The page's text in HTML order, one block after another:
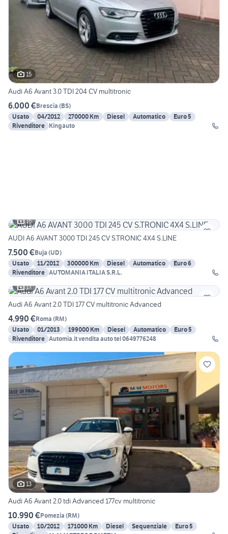
15
Audi A6 Avant 3.0 TDI 204 CV multitronic
6.000 €Brescia (BS)
Usato
04/2012 270000 Km Diesel Automatico
Euro 5
Rivenditore Kingauto
16
AUDI A6 AVANT 3000 TDI 245 CV S.TRONIC 4X4 S.LINE
7.500 €Buja (UD)
Usato
11/2012 300000 Km Diesel Automatico
Euro 6
Rivenditore AUTOMANIA ITALIA S.R.L.
13
Audi A6 Avant 2.0 TDI 177 CV multitronic Advanced
4.990 €Roma (RM)
Usato
01/2013 199000 Km Diesel Automatico
Euro 5
Rivenditore Automia.it vendita auto tel 0649776248
13
Audi A6 Avant 2.0 tdi Advanced 177cv multitronic
10.990 €Pomezia (RM)
Usato
10/2012 171000 Km Diesel Sequenziale
Euro 5